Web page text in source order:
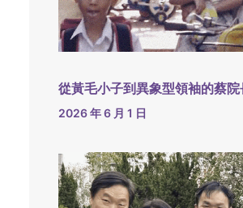
從黃毛小子到異象型領袖的蔡
2026 年 6 月 1 日